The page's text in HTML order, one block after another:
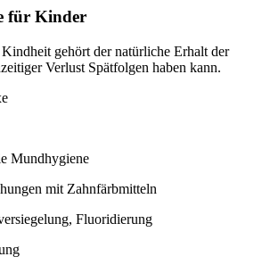
für Kinder
gehört der natürliche Erhalt der
Verlust Spätfolgen haben kann.
Mundhygiene
mit Zahnfärbmitteln
Fluoridierung